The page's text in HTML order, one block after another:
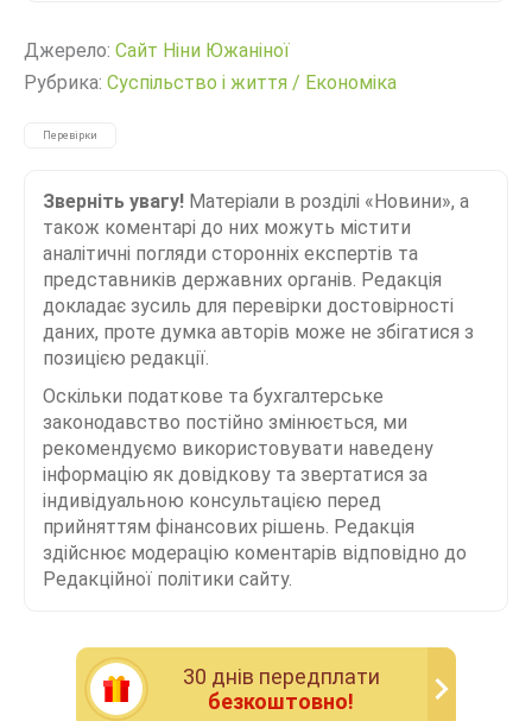
Джерело: Сайт Ніни Южаніної
Рубрика: Суспільство і життя / Економіка
Перевірки
Зверніть увагу! Матеріали в розділі «Новини», а
також коментарі до них можуть містити
аналітичні погляди сторонніх експертів та
представників державних органів. Редакція
докладає зусиль для перевірки достовірності
даних, проте думка авторів може не збігатися з
позицією редакції.
Оскільки податкове та бухгалтерське
законодавство постійно змінюється, ми
рекомендуємо використовувати наведену
інформацію як довідкову та звертатися за
індивідуальною консультацією перед
прийняттям фінансових рішень. Редакція
здійснює модерацію коментарів відповідно до
Редакційної політики сайту.
30 днiв передплати
безкоштовно!